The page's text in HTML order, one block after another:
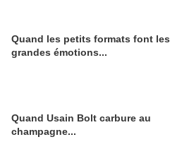
Quand les petits formats font les
grandes émotions...
Quand Usain Bolt carbure au
champagne...